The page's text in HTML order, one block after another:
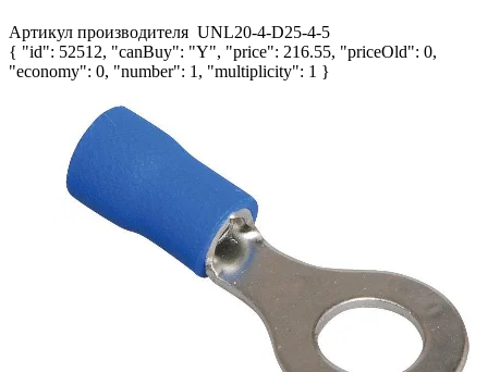
Артикул производителя UNL20-4-D25-4-5
{ "id": 52512, "canBuy": "Y", "price": 216.55, "priceOld": 0,
"economy": 0, "number": 1, "multiplicity": 1 }